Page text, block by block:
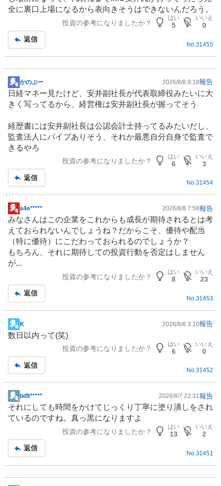
記
事
全に裏口上場になるから表向きそうはできないんだろう。
投資の参考になりましたか？
はい
5
いいえ
0
返信
No. 31455
掲
示
板
事
かのぷー 2026/8/8 8:18報告
日経マネー見たけど、安井副社長が代表取締役みたいに大
きく写ってるから、経営権は安井副社長が握ってそう
経歴書には安井副社長は公認会計士持ってるみたいだし、
監査法人にパイプありそう、それか最悪自分自身で監査で
きるやろ
投資の参考になりましたか？
はい
6
いいえ
3
返信
No.31454
掲
示
板
記
事
a4e***** 2026/8/8 7:58報告
みなさんはこの企業をこれからも成長が期待されるとは考
えておられないんでしょうね？だからこそ、優待や配当
（特に優待）にこだわっておられるのでしょうか？
もちろん、それに期待しての投資行動を否定はしません
が...
投資の参考になりましたか？
はい
8
いいえ
23
返信
No. 31453
掲
示
事
K 2026/8/8 3:10報告
数日以内って(笑)
投資の参考になりましたか？
はい
6
いいえ
0
返信
No.31452
掲
示
板
bd9***** 2026/8/7 22:31報告
それにしても時間をかけてじっくり丁寧に塗り潰しをされ
ているのですね。真っ黒になりますよ
投資の参考になりましたか？
はい
13
いいえ
2
返信
No. 31451